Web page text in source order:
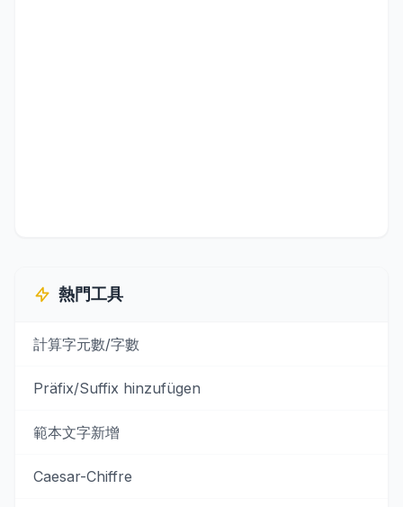
熱門工具
計算字元數/字數
Präfix/Suffix hinzufügen
範本文字新增
Caesar-Chiffre